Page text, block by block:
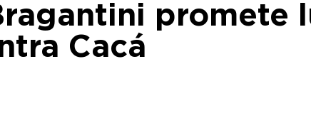
promete
Cacá